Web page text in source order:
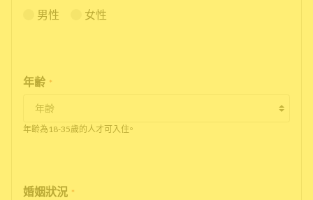
男性 女性
年齢 *
年齡為18-35歲的人才可入住。
婚姻狀況 *